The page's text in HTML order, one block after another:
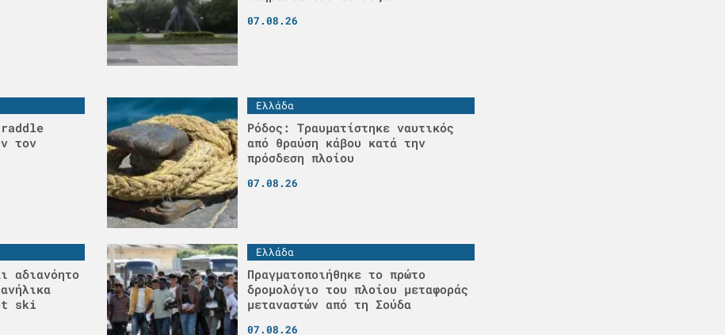
07.08.26
τον
Ελλάδα
Ρόδος: Τραυματίστηκε ναυτικός
από θραύση κάβου κατά την
πρόσδεση πλοίου
07.08.26
αδιανόητο
ski
Ελλάδα
Πραγματοποιήθηκε το πρώτο
δρομολόγιο του πλοίου μεταφοράς
μεταναστών από τη Σούδα
07.08.26